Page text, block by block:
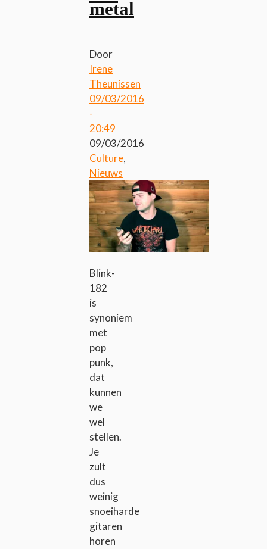
metal
Door
Irene
Theunissen
09/03/2016
-
20:49
09/03/2016
Culture,
Nieuws
Blink-
182
is
synoniem
met
pop
punk,
dat
kunnen
we
wel
stellen.
Je
zult
dus
weinig
snoeiharde
gitaren
horen